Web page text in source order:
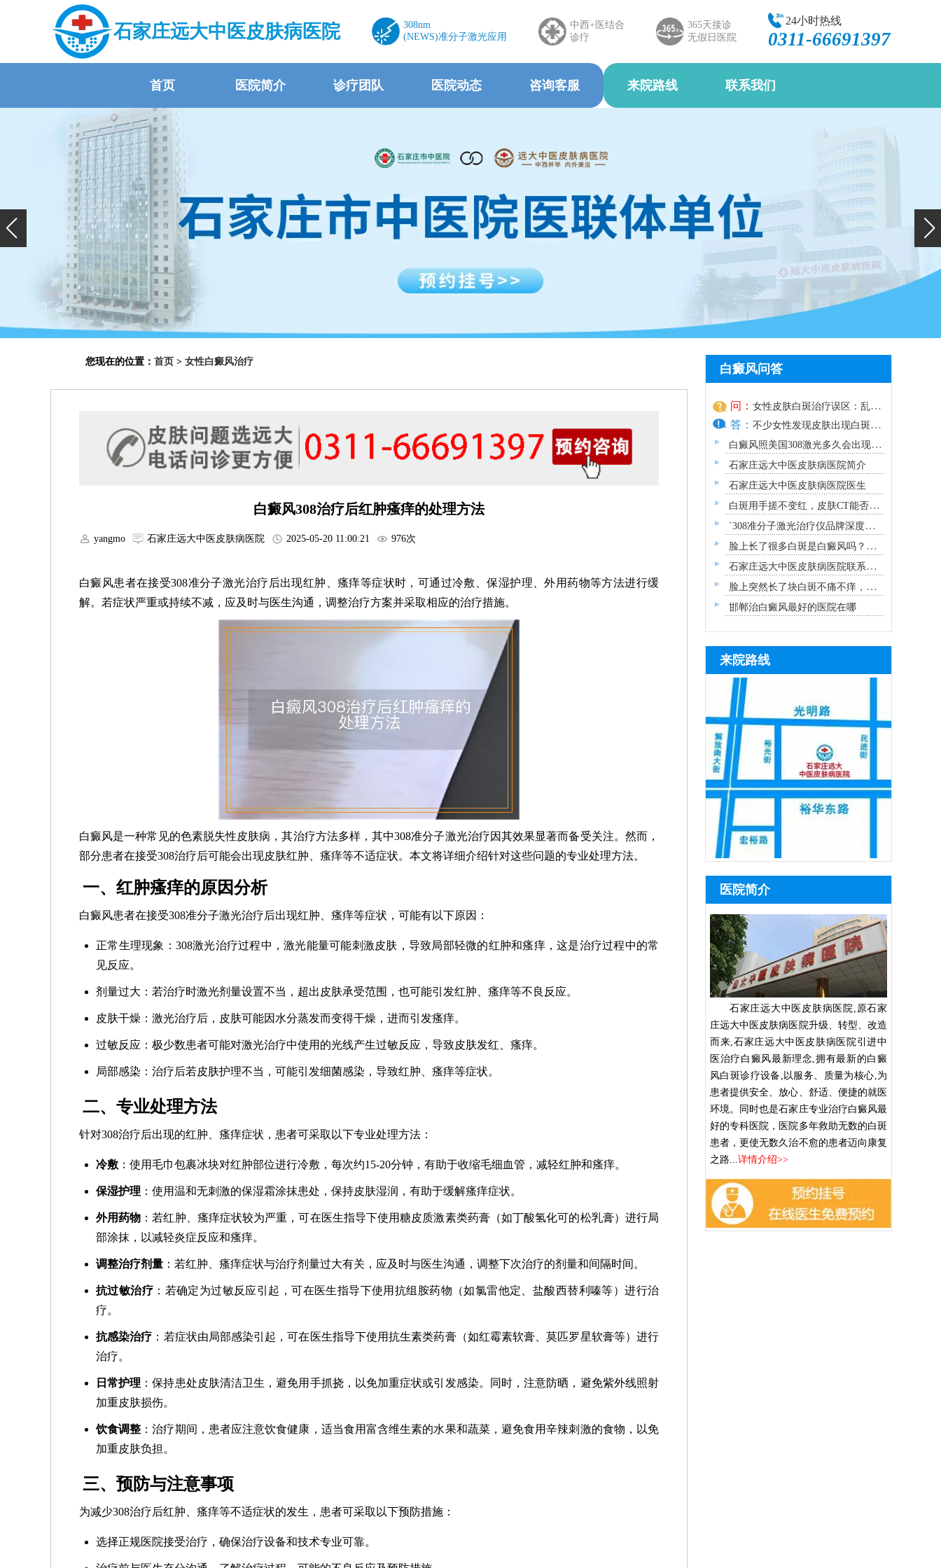
石家庄远大中医皮肤病医院
308nm
(NEWS)准分子激光应用
中西+医结合
诊疗
365天接诊
无假日医院
24小时热线
0311-66691397
首页 医院简介 诊疗团队 医院动态 咨询客服 来院路线 联系我们
您现在的位置： 首页 > 女性白癜风治疗
白癜风308治疗后红肿瘙痒的处理方法
yangmo 石家庄远大中医皮肤病医院 2025-05-20 11:00:21 976次
白癜风患者在接受308准分子激光治疗后出现红肿、瘙痒等症状时，可通过冷敷、保湿护理、外用药物等方法进行缓
解。若症状严重或持续不减，应及时与医生沟通，调整治疗方案并采取相应的治疗措施。
白癜风是一种常见的色素脱失性皮肤病，其治疗方法多样，其中308准分子激光治疗因其效果显著而备受关注。然而，
部分患者在接受308治疗后可能会出现皮肤红肿、瘙痒等不适症状。本文将详细介绍针对这些问题的专业处理方法。
一、红肿瘙痒的原因分析
白癜风患者在接受308准分子激光治疗后出现红肿、瘙痒等症状，可能有以下原因：
正常生理现象：308激光治疗过程中，激光能量可能刺激皮肤，导致局部轻微的红肿和瘙痒，这是治疗过程中的常
见反应。
剂量过大：若治疗时激光剂量设置不当，超出皮肤承受范围，也可能引发红肿、瘙痒等不良反应。
皮肤干燥：激光治疗后，皮肤可能因水分蒸发而变得干燥，进而引发瘙痒。
过敏反应：极少数患者可能对激光治疗中使用的光线产生过敏反应，导致皮肤发红、瘙痒。
局部感染：治疗后若皮肤护理不当，可能引发细菌感染，导致红肿、瘙痒等症状。
二、专业处理方法
针对308治疗后出现的红肿、瘙痒症状，患者可采取以下专业处理方法：
冷敷 ：使用毛巾包裹冰块对红肿部位进行冷敷，每次约15-20分钟，有助于收缩毛细血管，减轻红肿和瘙痒。
保湿护理 ：使用温和无刺激的保湿霜涂抹患处，保持皮肤湿润，有助于缓解瘙痒症状。
外用药物 ：若红肿、瘙痒症状较为严重，可在医生指导下使用糖皮质激素类药膏（如丁酸氢化可的松乳膏）进行局
部涂抹，以减轻炎症反应和瘙痒。
调整治疗剂量 ：若红肿、瘙痒症状与治疗剂量过大有关，应及时与医生沟通，调整下次治疗的剂量和间隔时间。
抗过敏治疗 ：若确定为过敏反应引起，可在医生指导下使用抗组胺药物（如氯雷他定、盐酸西替利嗪等）进行治
疗。
抗感染治疗 ：若症状由局部感染引起，可在医生指导下使用抗生素类药膏（如红霉素软膏、莫匹罗星软膏等）进行
治疗。
日常护理 ：保持患处皮肤清洁卫生，避免用手抓挠，以免加重症状或引发感染。同时，注意防晒，避免紫外线照射
加重皮肤损伤。
饮食调整 ：治疗期间，患者应注意饮食健康，适当食用富含维生素的水果和蔬菜，避免食用辛辣刺激的食物，以免
加重皮肤负担。
三、预防与注意事项
为减少308治疗后红肿、瘙痒等不适症状的发生，患者可采取以下预防措施：
选择正规医院接受治疗，确保治疗设备和技术专业可靠。
白癜风问答
问： 女性皮肤白斑治疗误区：乱涂
药膏反而加重病情
答： 不少女性发现皮肤出现白斑
时，第一
白癜风照美国308激光多久会出现效
果？
石家庄远大中医皮肤病医院简介
石家庄远大中医皮肤病医院医生
白斑用手搓不变红，皮肤CT能否确
诊白癜风？
`308准分子激光治疗仪品牌深度解
析：专业视角下的优选指南`
脸上长了很多白斑是白癜风吗？需
要做哪些检查？
石家庄远大中医皮肤病医院联系方
式地址
脸上突然长了块白斑不痛不痒，原
因及应对指南
邯郸治白癜风最好的医院在哪
来院路线
医院简介
石家庄远大中医皮肤病医院,原石家
庄远大中医皮肤病医院升级、转型、改造
而来,石家庄远大中医皮肤病医院引进中
医治疗白癜风最新理念,拥有最新的白癜
风白斑诊疗设备,以服务、质量为核心,为
患者提供安全、放心、舒适、便捷的就医
环境。同时也是石家庄专业治疗白癜风最
好的专科医院，医院多年救助无数的白斑
患者，更使无数久治不愈的患者迈向康复
之路...详情介绍>>